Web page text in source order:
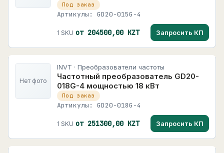
Под заказ
Артикулы: GD20-015G-4
1 SKU от 204500,00 KZT Запросить КП
Нет фото
INVT · Преобразователи частоты
Частотный преобразователь GD20-
018G-4 мощностью 18 кВт
Под заказ
Артикулы: GD20-018G-4
1 SKU от 251300,00 KZT Запросить КП